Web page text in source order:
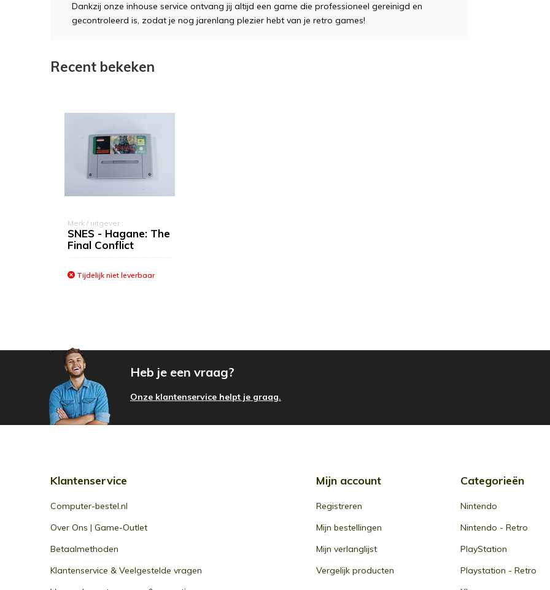
Dankzij onze inhouse service ontvang jij altijd een game die professioneel gereinigd en
gecontroleerd is, zodat je nog jarenlang plezier hebt van je retro games!
Recent bekeken
Merk / uitgever :
SNES - Hagane: The
Final Conflict
Tijdelijk niet leverbaar
Heb je een vraag?
Onze klantenservice helpt je graag.
Klantenservice
Computer-bestel.nl
Over Ons | Game-Outlet
Betaalmethoden
Klantenservice & Veelgestelde vragen
Mijn account
Registreren
Mijn bestellingen
Mijn verlanglijst
Vergelijk producten
Categorieën
Nintendo
Nintendo - Retro
PlayStation
Playstation - Retro